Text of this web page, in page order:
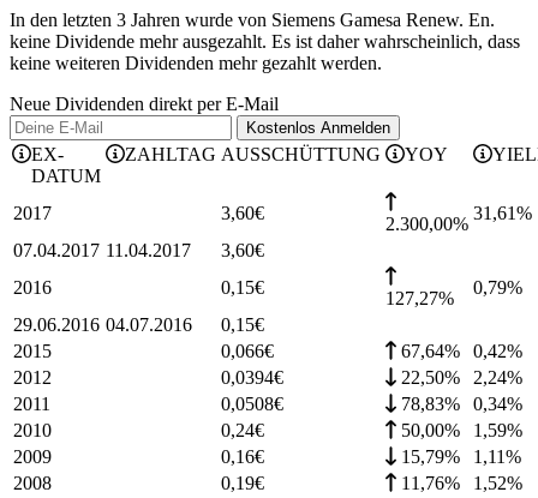
In den letzten 3 Jahren wurde von Siemens Gamesa Renew. En.
keine Dividende mehr ausgezahlt. Es ist daher wahrscheinlich, dass
keine weiteren Dividenden mehr gezahlt werden.
Neue Dividenden direkt per E-Mail
Kostenlos Anmelden
EX-
DATUM
ZAHLTAG AUSSCHÜTTUNG YOY
2017 3,60€
2.300,00%
31,61%
07.04.2017 11.04.2017 3,60€
2016
0,15€
127,27%
0,79%
29.06.2016 04.07.2016 0,15€
2015
0,066€ 67,64% 0,42%
2012
0,0394€ 22,50% 2,24%
2011
0,0508€ 78,83% 0,34%
2010
0,24€ 50,00% 1,59%
2009
0,16€ 15,79% 1,11%
2008
0,19€ 11,76% 1,52%